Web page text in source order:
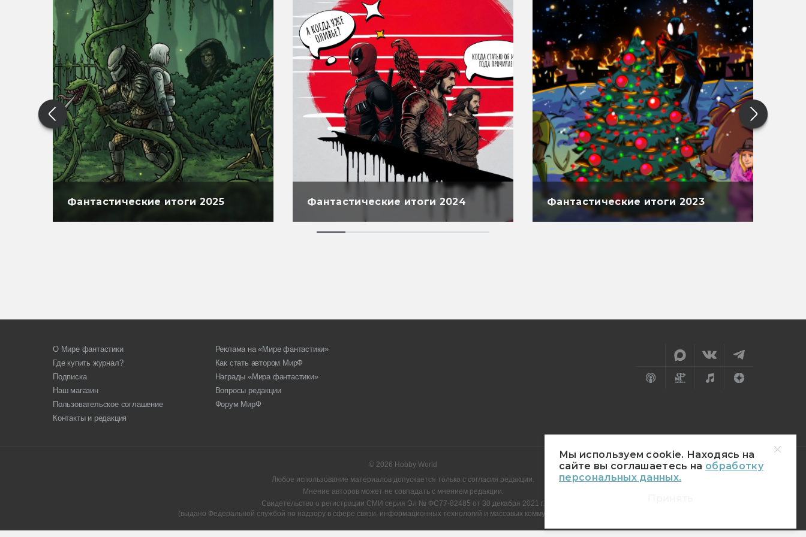
Мы используем cookie. Находясь на
сайте вы соглашаетесь на обработку
персональных данных.
Фантастические итоги 2025 Фантастические итоги 2024 Фантастические итоги 2023
О Мире фантастики
Где купить журнал?
Подписка
Наш магазин
Пользовательское соглашение
Контакты и редакция
Реклама на «Мире фантастики»
Как стать автором МирФ
Награды «Мира фантастики»
Вопросы редакции
Форум МирФ
© 2026 Hobby World
Любое использование материалов допускается только с согласия редакции.
Мнение авторов может не совпадать с мнением редакции.
Свидетельство о регистрации СМИ серия Эл № ФС77-82485 от 30 декабря 2021 г.
(выдано Федеральной службой по надзору в сфере связи, информационных технологий и массовых коммуникаций (Роскомнадзор)